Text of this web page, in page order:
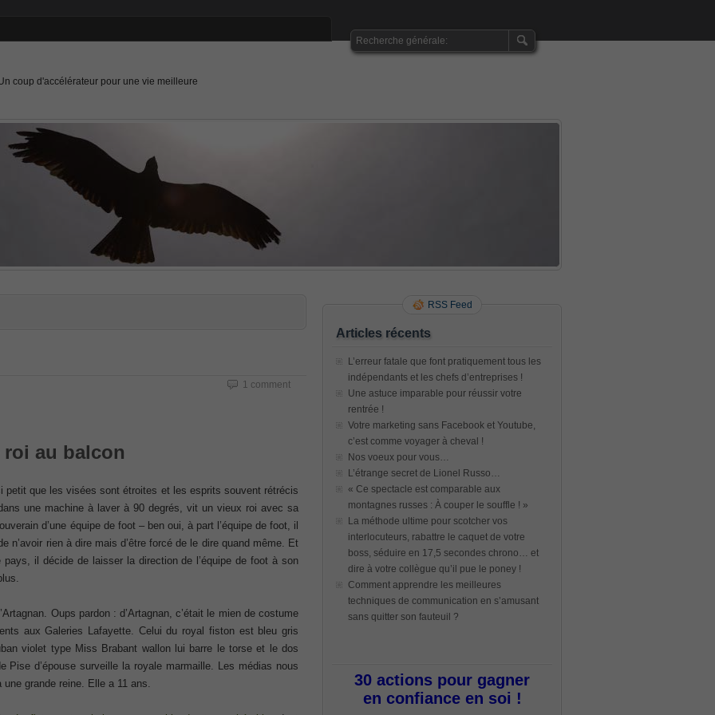
coup d'accélérateur pour une vie meilleure
1 comment
roi au balcon
petit que les visées sont étroites et les esprits souvent rétrécis
une machine à laver à 90 degrés, vit un vieux roi avec sa
d’une équipe de foot – ben oui, à part l’équipe de foot, il
n’avoir rien à dire mais d’être forcé de le dire quand même. Et
il décide de laisser la direction de l’équipe de foot à son
Oups pardon : d’Artagnan, c’était le mien de costume
aux Galeries Lafayette. Celui du royal fiston est bleu gris
violet type Miss Brabant wallon lui barre le torse et le dos
Pise d’épouse surveille la royale marmaille. Les médias nous
grande reine. Elle a 11 ans.
RSS Feed
Articles récents
L’erreur fatale que font pratiquement tous les
indépendants et les chefs d’entreprises !
Une astuce imparable pour réussir votre
rentrée !
Votre marketing sans Facebook et Youtube,
c’est comme voyager à cheval !
Nos voeux pour vous…
L’étrange secret de Lionel Russo…
« Ce spectacle est comparable aux
montagnes russes : À couper le souffle ! »
La méthode ultime pour scotcher vos
interlocuteurs, rabattre le caquet de votre
boss, séduire en 17,5 secondes chrono… et
dire à votre collègue qu’il pue le poney !
Comment apprendre les meilleures
techniques de communication en s’amusant
sans quitter son fauteuil ?
30 actions pour gagner
en confiance en soi !